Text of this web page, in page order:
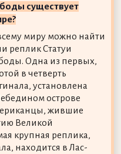
существует
миру можно найти
реплик Статуи
Одна из первых,
в четверть
установлена
острове
жившие
Великой
крупная реплика,
находится в Лас-